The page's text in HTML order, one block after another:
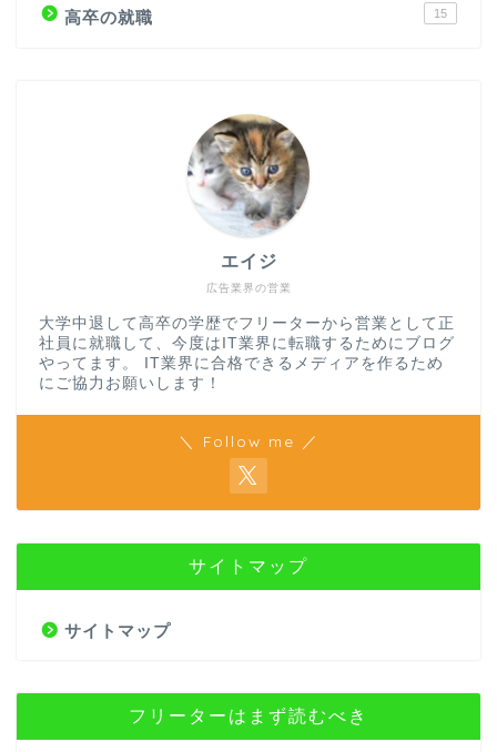
高卒の就職 15
広告業界の営業
エイジ
大学中退して高卒の学歴でフリーターから営業として正
社員に就職して、今度はIT業界に転職するためにブログ
やってます。 IT業界に合格できるメディアを作るため
にご協力お願いします！
＼ Follow me ／
サイトマップ
サイトマップ
フリーターはまず読むべき